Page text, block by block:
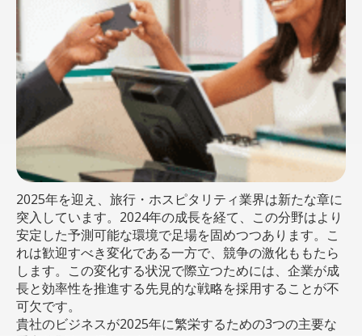
2025年を迎え、旅行・ホスピタリティ業界は新たな章に
突入しています。2024年の成長を経て、この分野はより
安定した予測可能な環境で足場を固めつつあります。こ
れは歓迎すべき変化である一方で、競争の激化ももたら
します。この変化する状況で際立つためには、企業が成
長と効率性を推進する先見的な戦略を採用することが不
可欠です。
貴社のビジネスが2025年に繁栄するための3つの主要な